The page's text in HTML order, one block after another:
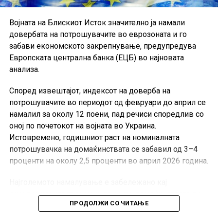
Војната на Блискиот Исток значително ја намали
довербата на потрошувачите во еврозоната и го
забави економското закрепнување, предупредува
Европската централна банка (ЕЦБ) во најновата
анализа.
Според извештајот, индексот на доверба на
потрошувачите во периодот од февруари до април се
намалил за околу 12 поени, пад речиси споредлив со
оној по почетокот на војната во Украина.
Истовремено, годишниот раст на номиналната
потрошувачка на домаќинствата се забавил од 3–4
проценти на околу 2,5 проценти во април 2026 година.
дискреционите трошоци, при што домаќинствата ги
одложуваат купувањата на луксузна облека, обувки,
ПРОДОЛЖИ СО ЧИТАЊЕ